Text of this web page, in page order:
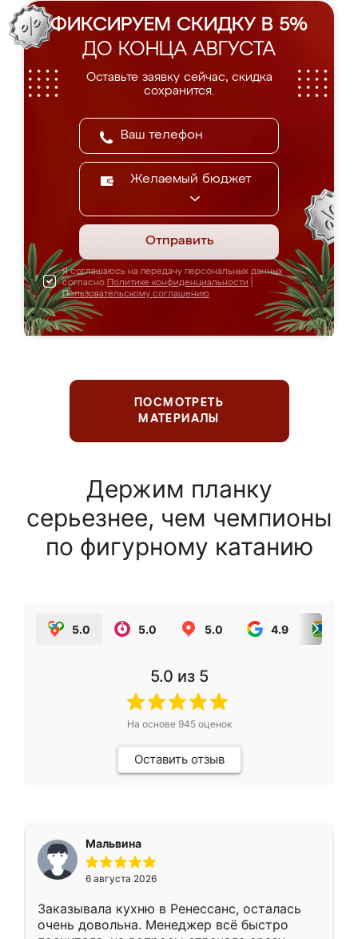
ФИКСИРУЕМ СКИДКУ В 5%
ДО КОНЦА АВГУСТА
Оставьте заявку сейчас, скидка
сохранится.
Желаемый бюджет
Отправить
Я соглашаюсь на передачу персональных данных
согласно Политике конфиденциальности
Пользовательскому соглашению
ПОСМОТРЕТЬ
МАТЕРИАЛЫ
Держим планку
серьезнее, чем чемпионы
по фигурному катанию
5.0 5.0 5.0 4.9
5.0 из 5
На основе 945оценок
Оставить отзыв
Мальвина
6 августа 2026
Заказывала кухню в Ренессанс, осталась
очень довольна. Менеджер всё быстро